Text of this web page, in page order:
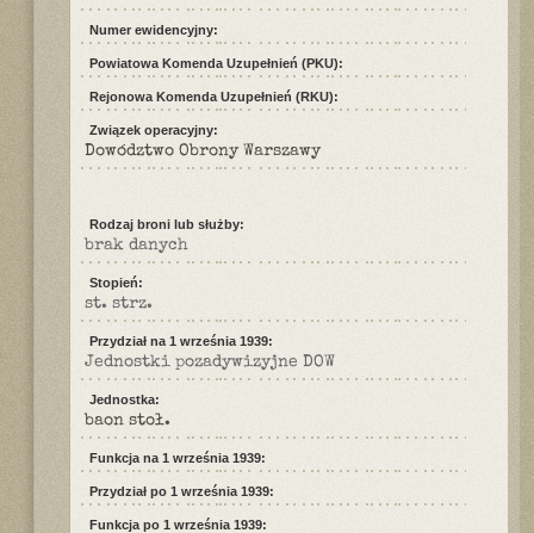
Numer ewidencyjny:
Powiatowa Komenda Uzupełnień (PKU):
Rejonowa Komenda Uzupełnień (RKU):
Związek operacyjny:
Dowództwo Obrony Warszawy
Rodzaj broni lub służby:
brak danych
Stopień:
st. strz.
Przydział na 1 września 1939:
Jednostki pozadywizyjne DOW
Jednostka:
baon stoł.
Funkcja na 1 września 1939:
Przydział po 1 września 1939:
Funkcja po 1 września 1939: